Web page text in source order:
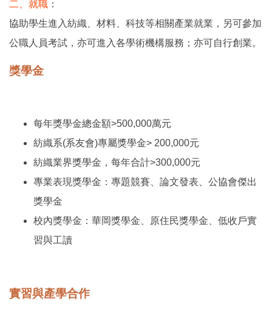
二、就職 ：
協助學生進入紡織、材料、科技等相關產業就業，另可參加
公職人員考試，亦可進入各學術機構服務；亦可自行創業。
獎學金
每年獎學金總金額>500,000萬元
紡織系(系友會)專屬獎學金> 200,000元
紡織業界獎學金，每年合計>300,000元
專業表現獎學金：專題競賽、論文發表、公協會傑出
獎學金
校內獎學金：華岡獎學金、原住民獎學金、低收戶實
習與工讀
實習與產學合作